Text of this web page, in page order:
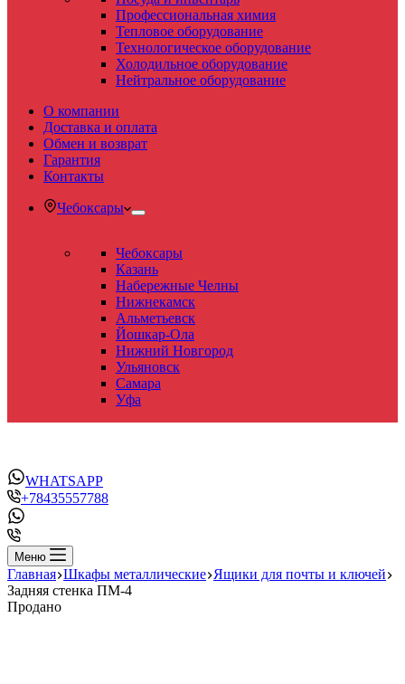
Профессиональная химия
Тепловое оборудование
Технологическое оборудование
Холодильное оборудование
Нейтральное оборудование
О компании
Доставка и оплата
Обмен и возврат
Гарантия
Контакты
Чебоксары
Чебоксары
Казань
Набережные Челны
Нижнекамск
Альметьевск
Йошкар-Ола
Нижний Новгород
Ульяновск
Самара
Уфа
WHATSAPP
+78435557788
Меню
Главная Шкафы металлические Ящики для почты и ключей
Задняя стенка ПМ-4
Продано